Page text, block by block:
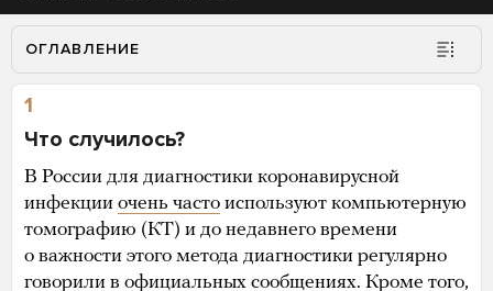
ОГЛАВЛЕНИЕ
1
Что случилось?
В России для диагностики коронавирусной
инфекции очень часто используют компьютерную
томографию (КТ) и до недавнего времени
о важности этого метода диагностики регулярно
говорили в официальных сообщениях. Кроме того,